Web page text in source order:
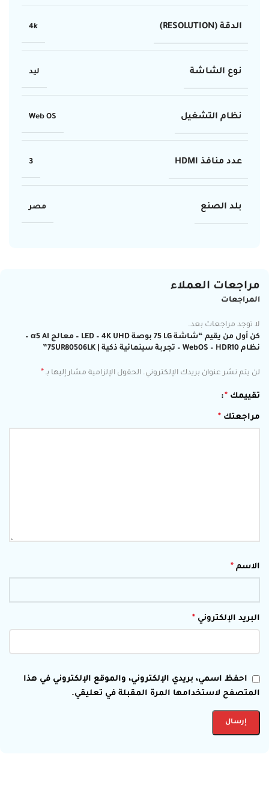
الدقة (RESOLUTION) 4k
نوع الشاشة ليد
نظام التشغيل Web OS
عدد منافذ HDMI 3
بلد الصنع مصر
مراجعات العملاء
المراجعات
لا توجد مراجعات بعد.
كن أول من يقيم “شاشة LG ‏75 بوصة LED – 4K UHD – معالج α5 AI –
نظام WebOS – HDR10 – تجربة سينمائية ذكية | 75UR80506LK”
لن يتم نشر عنوان بريدك الإلكتروني. الحقول الإلزامية مشار إليها بـ *
تقييمك *
مراجعتك *
الاسم *
البريد الإلكتروني *
احفظ اسمي، بريدي الإلكتروني، والموقع الإلكتروني في هذا
المتصفح لاستخدامها المرة المقبلة في تعليقي.